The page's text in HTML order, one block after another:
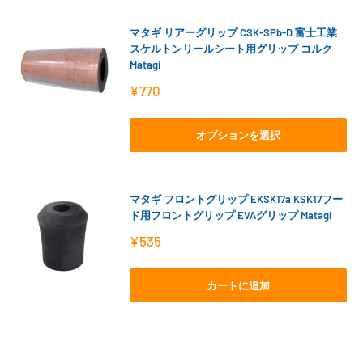
マタギ リアーグリップ CSK-SPb-D 富士工業
スケルトンリールシート用グリップ コルク
Matagi
販
価
¥770
オプションを選択
マタギ フロントグリップ EKSK17a KSK17フー
ド用フロントグリップ EVAグリップ Matagi
販
価
¥535
カートに追加